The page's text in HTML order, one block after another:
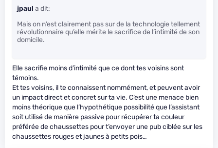
jpaul a dit:
Mais on n’est clairement pas sur de la technologie tellement
révolutionnaire qu’elle mérite le sacrifice de l’intimité de son
domicile.
Elle sacrifie moins d’intimité que ce dont tes voisins sont
témoins.
Et tes voisins, il te connaissent nommément, et peuvent avoir
un impact direct et concret sur ta vie. C’est une menace bien
moins théorique que l’hypothétique possibilité que l’assistant
soit utilisé de manière passive pour récupérer ta couleur
préférée de chaussettes pour t’envoyer une pub ciblée sur les
chaussettes rouges et jaunes à petits pois…